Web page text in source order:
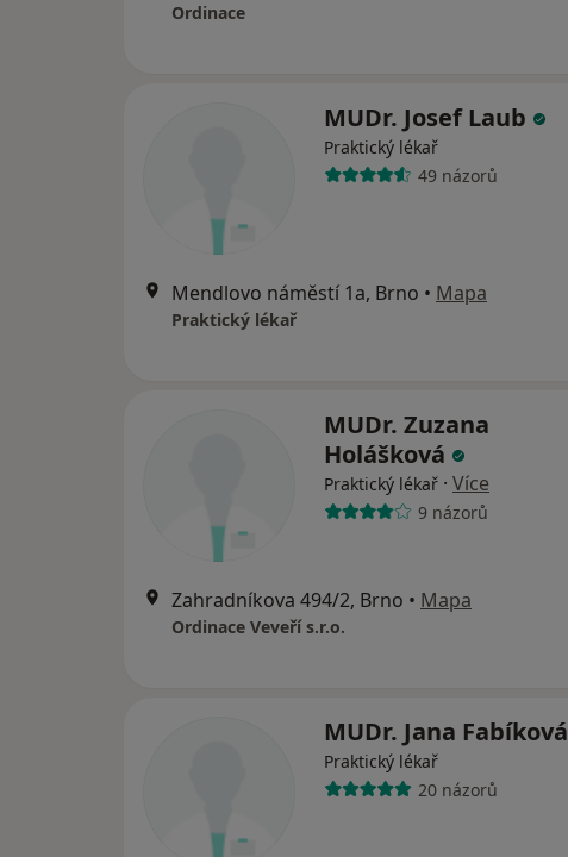
Ordinace
MUDr. Josef Laub
Praktický lékař
49 názorů
Mendlovo náměstí 1a, Brno • Mapa
Praktický lékař
MUDr. Zuzana
Holášková
Praktický lékař · Více
9 názorů
Zahradníkova 494/2, Brno • Mapa
Ordinace Veveří s.r.o.
MUDr. Jana Fabíková
Praktický lékař
20 názorů